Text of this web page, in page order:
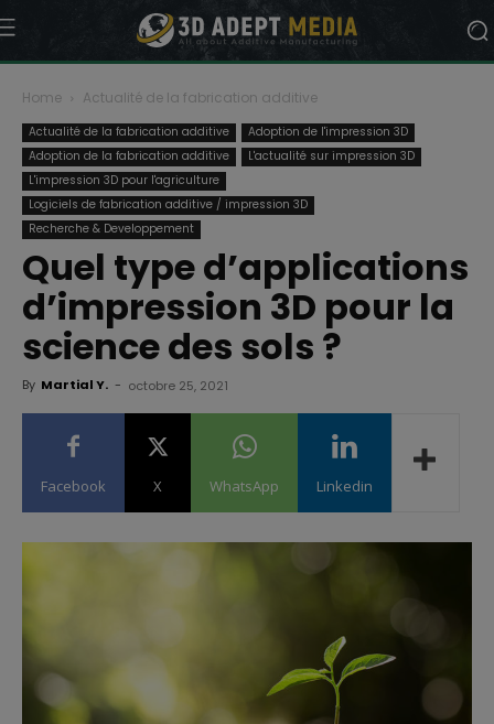
Home Actualité de la fabrication additive
Actualité de la fabrication additive
Adoption de l'impression 3D
Adoption de la fabrication additive
L'actualité sur impression 3D
L'impression 3D pour l'agriculture
Logiciels de fabrication additive / impression 3D
Recherche & Developpement
Quel type d’applications
d’impression 3D pour la
science des sols ?
By Martial Y. - octobre 25, 2021
Facebook X WhatsApp Linkedin